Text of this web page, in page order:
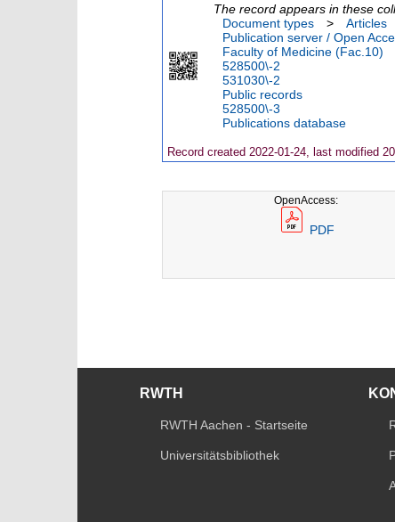
The record appears in these
Document types
> Articles
Publication server / Open
Faculty of Medicine (Fac.10)
528500\-2
531030\-2
Public records
528500\-3
Publications database
Record created 2022-01-24, last modified
OpenAccess:
PDF
RWTH
RWTH Aachen - Startseite
Universitätsbibliothek